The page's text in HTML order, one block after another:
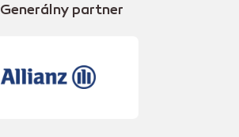
Generálny partner